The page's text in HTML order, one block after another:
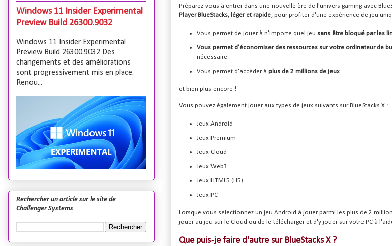
Préparez-vous à entrer dans une nouvelle ère de l'univers gaming avec
Player BlueStacks, léger et rapide , pour profiter d'une expérience de jeu
Vous permet de jouer à n'importe quel jeu sans être bloqué par les
Vous permet d'économiser des ressources sur votre ordinateur de
nécessaire.
Vous permet d'accéder à plus de 2 millions de jeux
et bien plus encore !
Vous pouvez également jouer aux types de jeux suivants sur BlueStacks X :
Jeux Android
Jeux Premium
Jeux Cloud
Jeux Web3
Jeux HTML5 (H5)
Jeux PC
Lorsque vous sélectionnez un jeu Android à jouer parmi les plus de 2
jouer au jeu sur le Cloud ou de le télécharger et d'y jouer sur votre PC à
Que puis-je faire d'autre sur BlueStacks X ?
Windows 11 Insider Experimental
Preview Build 26300.9032
Windows 11 Insider Experimental
Preview Build 26300.9032 Des
changements et des améliorations
sont progressivement mis en place.
Renou...
Rechercher un article sur le site de
Challenger Systems